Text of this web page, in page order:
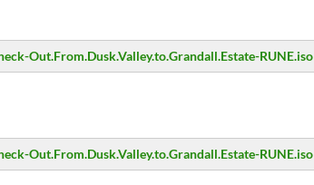
Out.From.Dusk.Valley.to.Grandall.Estate-RUNE.iso
Out.From.Dusk.Valley.to.Grandall.Estate-RUNE.iso